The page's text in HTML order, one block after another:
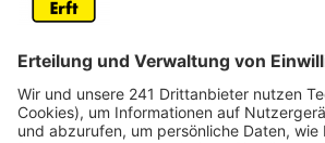
Nach einem fast tödlichen Treffen in
Bergheimer Hotel muss sich ab
Jähriger vor dem Kölner Landgericht